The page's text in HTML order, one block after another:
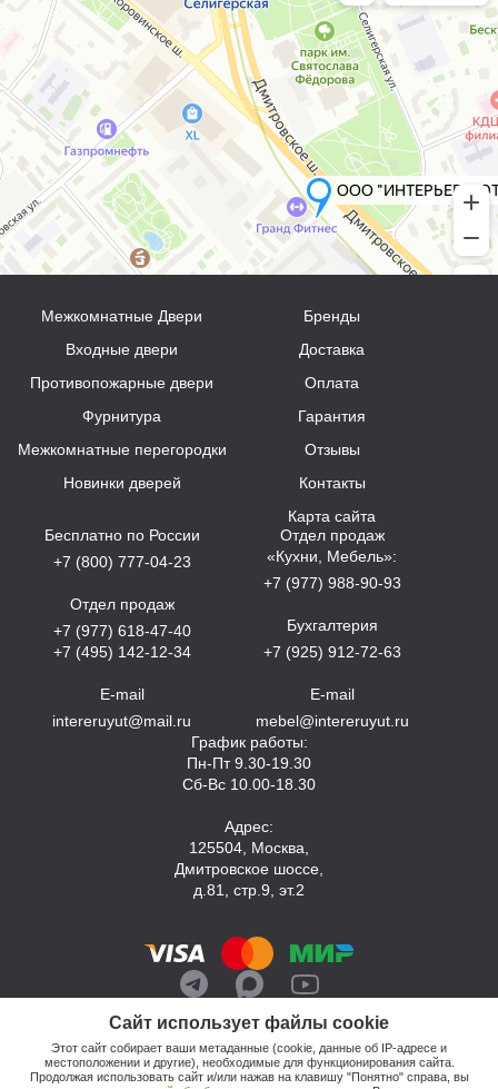
Сайт использует файлы cookie
Этот сайт собирает ваши метаданные (cookie, данные об IP-адресе и
местоположении и другие), необходимые для функционирования сайта.
Продолжая использовать сайт и/или нажав на клавишу "Понятно" справа, вы
Межкомнатные Двери
Входные двери
Противопожарные двери
Фурнитура
Межкомнатные перегородки
Новинки дверей
Бренды
Доставка
Оплата
Гарантия
Отзывы
Контакты
Карта сайта
Бесплатно по России
+7 (800) 777-04-23
Отдел продаж
+7 (977) 618-47-40
+7 (495) 142-12-34
E-mail
intereruyut@mail.ru
Отдел продаж
«Кухни, Мебель»:
+7 (977) 988-90-93
Бухгалтерия
+7 (925) 912-72-63
E-mail
mebel@intereruyut.ru
График работы:
Пн-Пт 9.30-19.30
Сб-Вс 10.00-18.30
Адрес:
125504, Москва,
Дмитровское шоссе,
д.81, стр.9, эт.2